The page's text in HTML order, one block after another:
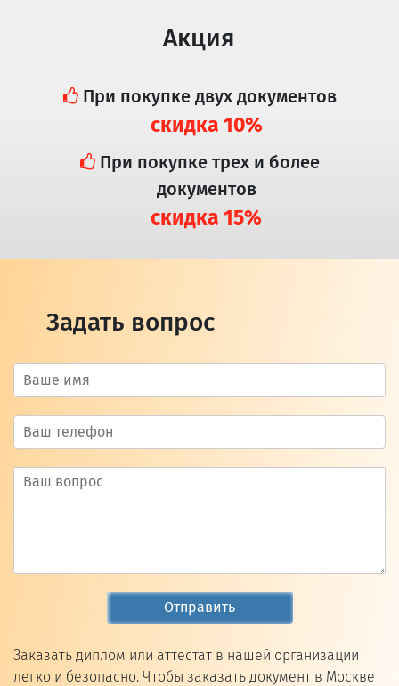
Акция
При покупке двух документов
скидка 10%
При покупке трех и более
документов
скидка 15%
Задать вопрос
Отправить
Заказать диплом или аттестат в нашей организации
легко и безопасно. Чтобы заказать документ в Москве